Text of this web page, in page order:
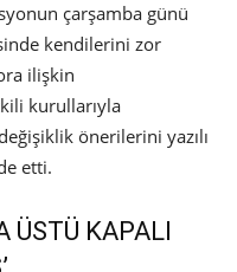
çarşamba günü
kendilerini zor
ilişkin
kurullarıyla
önerilerini yazılı
etti.
ÜSTÜ KAPALI